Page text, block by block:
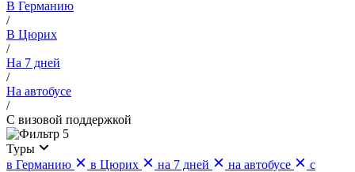
В Германию
/
В Цюрих
/
На 7 дней
/
На автобусе
/
С визовой поддержкой
5
Туры
в Германию
в Цюрих на 7 дней на автобусе
с